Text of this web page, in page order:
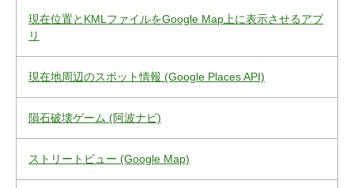
現在位置とKMLファイルをGoogle Map上に表示させるアプ
リ
現在地周辺のスポット情報 (Google Places API)
隕石破壊ゲーム (阿波ナビ)
ストリートビュー (Google Map)